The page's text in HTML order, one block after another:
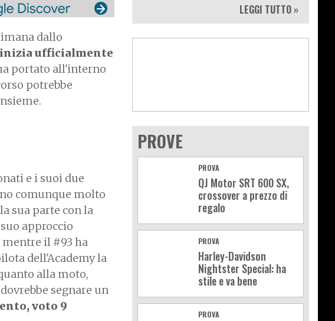
dallo
inizia ufficialmente
portato all'interno
potrebbe
e i suoi due
comunque molto
sua parte con la
approccio
mentre il #93 ha
dell'Academy la
alla moto,
segnare un
voto 9
LEGGI TUTTO »
PROVE
PROVA
QJ Motor SRT 600 SX,
crossover a prezzo di
regalo
PROVA
Harley-Davidson
Nightster Special: ha
stile e va bene
PROVA